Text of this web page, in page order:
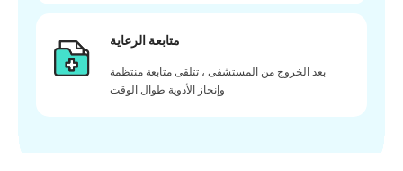
متابعة الرعاية
بعد الخروج من المستشفى ، تتلقى متابعة منتظمة
وإنجاز الأدوية طوال الوقت